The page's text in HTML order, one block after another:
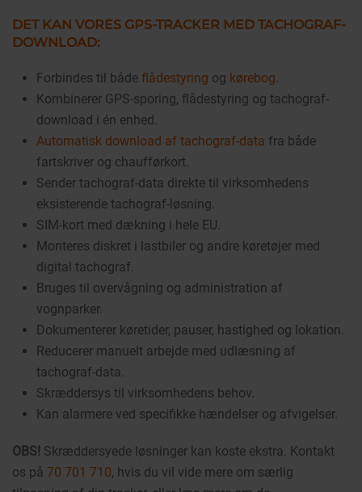
DET KAN VORES GPS-TRACKER MED TACHOGRAF-
DOWNLOAD:
Forbindes til både flådestyring og kørebog.
Kombinerer GPS-sporing, flådestyring og tachograf-
download i én enhed.
Automatisk download af tachograf-data fra både
fartskriver og chaufførkort.
Sender tachograf-data direkte til virksomhedens
eksisterende tachograf-løsning.
SIM-kort med dækning i hele EU.
Monteres diskret i lastbiler og andre køretøjer med
digital tachograf.
Bruges til overvågning og administration af
vognparker.
Dokumenterer køretider, pauser, hastighed og lokation.
Reducerer manuelt arbejde med udlæsning af
tachograf-data.
Skræddersys til virksomhedens behov.
Kan alarmere ved specifikke hændelser og afvigelser.
OBS! Skræddersyede løsninger kan koste ekstra. Kontakt
os på 70 701 710, hvis du vil vide mere om særlig